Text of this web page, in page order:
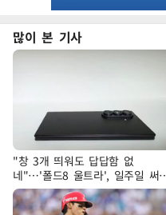
많이 본 기사
"창 3개 띄워도 답답함 없
네"…'폴드8 울트라', 일주일 써
니